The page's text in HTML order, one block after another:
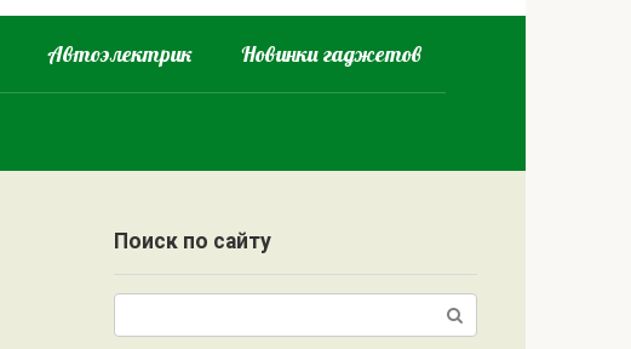
Автоэлектрик Новинки гаджетов
Поиск по сайту